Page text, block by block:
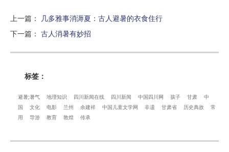
上一篇 ：
几多雅事消溽夏：古人避暑的衣食住行
下一篇 ： 古人消暑有妙招
标签：
避暑;暑气 地理知识 四川新闻在线 四川新闻 中国四川网 孩子 甘肃
中
国
文化 电影 兰州 余建祥 中国儿童文学网 非遗 甘肃省 历史典故
常
用
导游 教育 敦煌 传承